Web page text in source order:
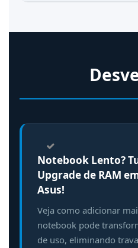
Notebook Lento?
Upgrade de RAM
Asus!
Veja como adicionar
notebook pode
de uso, eliminando